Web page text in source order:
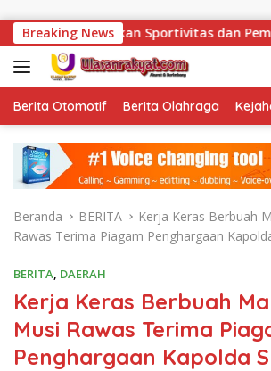
Breaking News
Sportivitas dan Pembinaan Warga
Berita Otomotif Berita Olahraga
Beranda BERITA
Kerja Keras Berbuah
Rawas Terima Piagam Penghargaan
BERITA, DAERAH
Kerja Keras Berbuah
Musi Rawas Terima
Penghargaan Kapolda